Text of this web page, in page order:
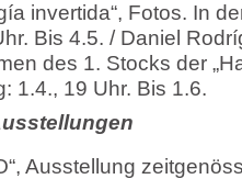
invertida“, Fotos. In
Bis 4.5. / Daniel
des 1. Stocks der
1.4., 19 Uhr. Bis 1.6.
Ausstellung